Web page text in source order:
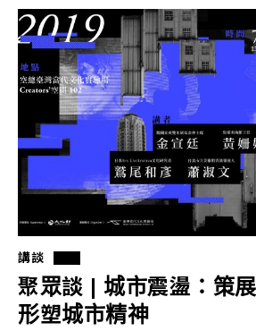
講談
聚眾談 | 城市震盪：策
形塑城市精神